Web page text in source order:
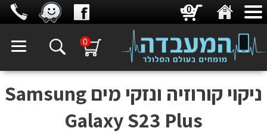
0
ניקוי קורוזיה ונזקי מים Samsung
Galaxy S23 Plus
0